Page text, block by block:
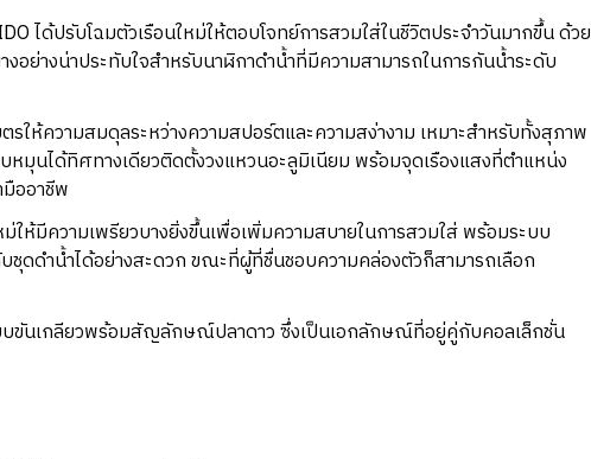
ได้ปรับโฉมตัวเรือนใหม่ให้ตอบโจทย์การสวมใส่ในชีวิตประจำวันมากขึ้น ด้วย
อย่างน่าประทับใจสำหรับนาฬิกาดำน้ำที่มีความสามารถในการกันน้ำระดับ
ให้ความสมดุลระหว่างความสปอร์ตและความสง่างาม เหมาะสำหรับทั้งสุภาพ
มุนได้ทิศทางเดียวติดตั้งวงแหวนอะลูมิเนียม พร้อมจุดเรืองแสงที่ตำแหน่ง
ออาชีพ
ห้มีความเพรียวบางยิ่งขึ้นเพื่อเพิ่มความสบายในการสวมใส่ พร้อมระบบ
ชุดดำน้ำได้อย่างสะดวก ขณะที่ผู้ที่ชื่นชอบความคล่องตัวก็สามารถเลือก
ขันเกลียวพร้อมสัญลักษณ์ปลาดาว ซึ่งเป็นเอกลักษณ์ที่อยู่คู่กับคอลเล็กชั่น